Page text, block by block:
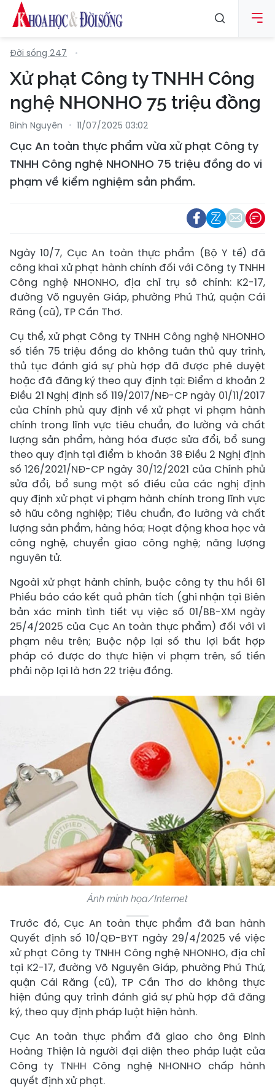
Đời sống 247
Xử phạt Công ty TNHH Công
nghệ NHONHO 75 triệu đồng
Bình Nguyên 11/07/2025 03:02
Cục An toàn thực phẩm vừa xử phạt Công ty
TNHH Công nghệ NHONHO 75 triệu đồng do vi
phạm về kiểm nghiệm sản phẩm.
Ngày 10/7, Cục An toàn thực phẩm (Bộ Y tế) đã
công khai xử phạt hành chính đối với Công ty TNHH
Công nghệ NHONHO, địa chỉ trụ sở chính: K2-17,
đường Võ nguyên Giáp, phường Phú Thứ, quận Cái
Răng (cũ), TP Cần Thơ.
Cụ thể, xử phạt Công ty TNHH Công nghệ NHONHO
số tiền 75 triệu đồng do không tuân thủ quy trình,
thủ tục đánh giá sự phù hợp đã được phê duyệt
hoặc đã đăng ký theo quy định tại: Điểm d khoản 2
Điều 21 Nghị định số 119/2017/NĐ-CP ngày 01/11/2017
của Chính phủ quy định về xử phạt vi phạm hành
chính trong lĩnh vực tiêu chuẩn, đo lường và chất
lượng sản phẩm, hàng hóa được sửa đổi, bổ sung
theo quy định tại điểm b khoản 38 Điều 2 Nghị định
số 126/2021/NĐ-CP ngày 30/12/2021 của Chính phủ
sửa đổi, bổ sung một số điều của các nghị định
quy định xử phạt vi phạm hành chính trong lĩnh vực
sở hữu công nghiệp; Tiêu chuẩn, đo lường và chất
lượng sản phẩm, hàng hóa; Hoạt động khoa học và
công nghệ, chuyển giao công nghệ; năng lượng
nguyên tử.
Ngoài xử phạt hành chính, buộc công ty thu hồi 61
Phiếu báo cáo kết quả phân tích (ghi nhận tại Biên
bản xác minh tình tiết vụ việc số 01/BB-XM ngày
25/4/2025 của Cục An toàn thực phẩm) đối với vi
phạm nêu trên; Buộc nộp lại số thu lợi bất hợp
pháp có được do thực hiện vi phạm trên, số tiền
phải nộp lại là hơn 22 triệu đồng.
Ảnh minh họa/Internet
Trước đó, Cục An toàn thực phẩm đã ban hành
Quyết định số 10/QĐ-BYT ngày 29/4/2025 về việc
xử phạt Công ty TNHH Công nghệ NHONHO, địa chỉ
tại K2-17, đường Võ Nguyên Giáp, phường Phú Thứ,
quận Cái Răng (cũ), TP Cần Thơ do không thực
hiện đúng quy trình đánh giá sự phù hợp đã đăng
ký, theo quy định pháp luật hiện hành.
Cục An toàn thực phẩm đã giao cho ông Đinh
Hoàng Thiện là người đại diện theo pháp luật của
Công ty TNHH Công nghệ NHONHO chấp hành
quyết định xử phạt.